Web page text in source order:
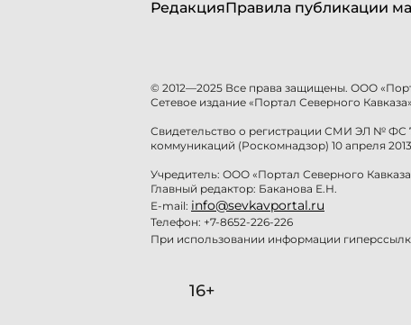
РедакцияПравила публикации
© 2012—2025 Все права защищены. ООО
Сетевое издание «Портал Северного
Свидетельство о регистрации СМИ ЭЛ № ФС
коммуникаций (Роскомнадзор) 10 апреля
Учредитель: ООО «Портал Северного
Главный редактор: Баканова Е.Н.
E-mail: info@sevkavportal.ru
Телефон: +7-8652-226-226
При использовании информации
16+